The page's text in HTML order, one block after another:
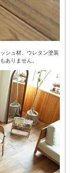
シュ材。ウレタン塗装
ありません。